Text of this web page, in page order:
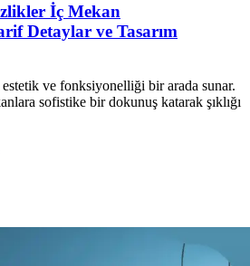
İç Mekan
Detaylar ve Tasarım
ve fonksiyonelliği bir arada sunar.
sofistike bir dokunuş katarak şıklığı